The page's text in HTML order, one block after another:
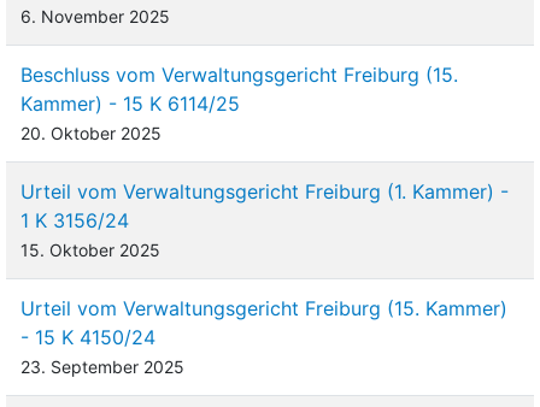
6. November 2025
Beschluss vom Verwaltungsgericht Freiburg (15.
Kammer) - 15 K 6114/25
20. Oktober 2025
Urteil vom Verwaltungsgericht Freiburg (1. Kammer) -
1 K 3156/24
15. Oktober 2025
Urteil vom Verwaltungsgericht Freiburg (15. Kammer)
- 15 K 4150/24
23. September 2025